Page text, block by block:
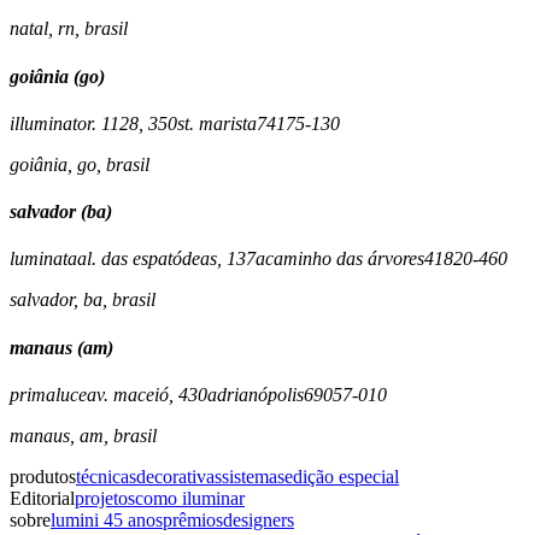
natal, rn, brasil
goiânia (go)
illuminator. 1128, 350st. marista74175-130
goiânia go brasil
salvador (ba)
luminataal. das espatódeas, 137acaminho das árvores41820-460
salvador, ba, brasil
manaus (am)
primaluceav. maceió, 430adrianópolis69057-010
manaus am brasil
produtostécnicasdecorativassistemasedição especial
Editorialprojetoscomo iluminar
sobrelumini 45 anosprêmiosdesigners